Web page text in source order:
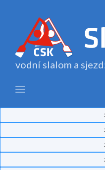
vodní slalom a